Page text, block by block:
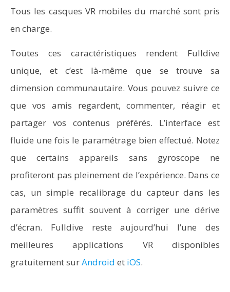
Tous les casques VR mobiles du marché sont pris
en charge.
Toutes ces caractéristiques rendent Fulldive
unique, et c’est là-même que se trouve sa
dimension communautaire. Vous pouvez suivre ce
que vos amis regardent, commenter, réagir et
partager vos contenus préférés. L’interface est
fluide une fois le paramétrage bien effectué. Notez
que certains appareils sans gyroscope ne
profiteront pas pleinement de l’expérience. Dans ce
cas, un simple recalibrage du capteur dans les
paramètres suffit souvent à corriger une dérive
d’écran. Fulldive reste aujourd’hui l’une des
meilleures applications VR disponibles
gratuitement surAndroid et iOS.